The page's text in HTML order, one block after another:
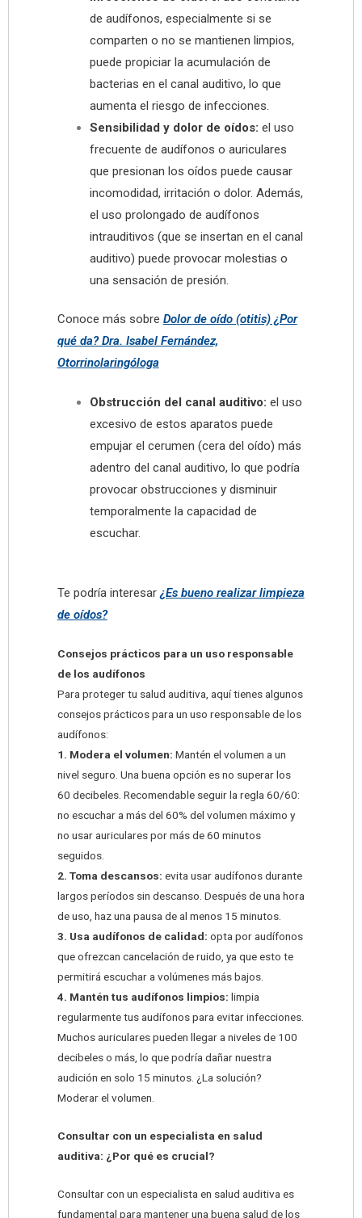
de audífonos, especialmente si se
comparten o no se mantienen limpios,
puede propiciar la acumulación de
bacterias en el canal auditivo, lo que
aumenta el riesgo de infecciones.
Sensibilidad y dolor de oídos: el uso
frecuente de audífonos o auriculares
que presionan los oídos puede causar
incomodidad, irritación o dolor. Además,
el uso prolongado de audífonos
intrauditivos (que se insertan en el canal
auditivo) puede provocar molestias o
una sensación de presión.
Conoce más sobre Dolor de oído (otitis) ¿Por
qué da? Dra. Isabel Fernández,
Otorrinolaringóloga
Obstrucción del canal auditivo: el uso
excesivo de estos aparatos puede
empujar el cerumen (cera del oído) más
adentro del canal auditivo, lo que podría
provocar obstrucciones y disminuir
temporalmente la capacidad de
escuchar.
Te podría interesar¿Es bueno realizar limpieza
de oídos?
Consejos prácticos para un uso responsable
de los audífonos
Para proteger tu salud auditiva, aquí tienes algunos
consejos prácticos para un uso responsable de los
audífonos:
1. Modera el volumen: Mantén el volumen a un
nivel seguro. Una buena opción es no superar los
60 decibeles. Recomendable seguir la regla 60/60:
no escuchar a más del 60% del volumen máximo y
no usar auriculares por más de 60 minutos
seguidos.
2. Toma descansos: evita usar audífonos durante
largos períodos sin descanso. Después de una hora
de uso, haz una pausa de al menos 15 minutos.
3. Usa audífonos de calidad: opta por audífonos
que ofrezcan cancelación de ruido, ya que esto te
permitirá escuchar a volúmenes más bajos.
4. Mantén tus audífonos limpios: limpia
regularmente tus audífonos para evitar infecciones.
Muchos auriculares pueden llegar a niveles de 100
decibeles o más, lo que podría dañar nuestra
audición en solo 15 minutos. ¿La solución?
Moderar el volumen.
Consultar con un especialista en salud
auditiva: ¿Por qué es crucial?
Consultar con un especialista en salud auditiva es
fundamental para mantener una buena salud de los